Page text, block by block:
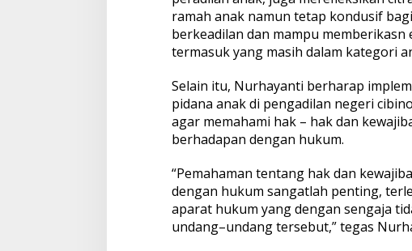
ramah anak namun tetap kondusif
berkeadilan dan mampu
termasuk yang masih dalam kategori
Selain itu, Nurhayanti berharap
pidana anak di pengadilan negeri
agar memahami hak – hak dan
berhadapan dengan hukum.
“Pemahaman tentang hak dan
dengan hukum sangatlah penting,
aparat hukum yang dengan sengaja
undang–undang tersebut,” tegas